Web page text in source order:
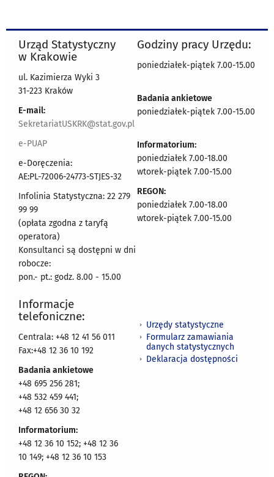
Urząd Statystyczny
w Krakowie
ul. Kazimierza Wyki 3
31-223 Kraków
E-mail:
SekretariatUSKRK@stat.gov.pl
e-PUAP
e-Doręczenia:
AE:PL-72006-24773-STJES-32
Infolinia Statystyczna: 22 279
99 99
(opłata zgodna z taryfą
operatora)
Konsultanci są dostępni w dni
robocze:
pon.- pt.: godz. 8.00 - 15.00
Godziny pracy Urzędu:
poniedziałek-piątek 7.00-15.00
Badania ankietowe
poniedziałek-piątek 7.00-15.00
Informatorium:
poniedziałek 7.00-18.00
wtorek-piątek 7.00-15.00
REGON:
poniedziałek 7.00-18.00
wtorek-piątek 7.00-15.00
Informacje
telefoniczne:
Centrala: +48 12 41 56 011
Fax:+48 12 36 10 192
Badania ankietowe
+48 695 256 281;
+48 532 459 441;
+48 12 656 30 32
Informatorium:
+48 12 36 10 152; +48 12 36
10 149; +48 12 36 10 153
Urzędy statystyczne
Formularz zamawiania
danych statystycznych
Deklaracja dostępności